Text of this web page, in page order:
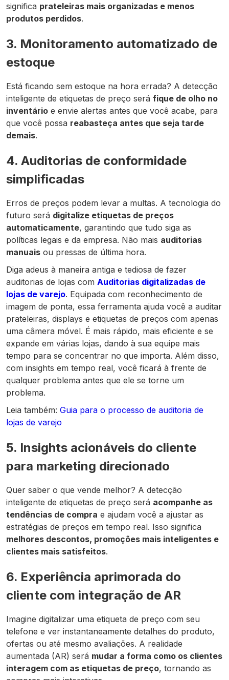
significa prateleiras mais organizadas e menos
produtos perdidos.
3. Monitoramento automatizado de
estoque
Está ficando sem estoque na hora errada? A detecção
inteligente de etiquetas de preço será fique de olho no
inventário e envie alertas antes que você acabe, para
que você possa reabasteça antes que seja tarde
demais.
4. Auditorias de conformidade
simplificadas
Erros de preços podem levar a multas. A tecnologia do
futuro será digitalize etiquetas de preços
automaticamente, garantindo que tudo siga as
políticas legais e da empresa. Não mais auditorias
manuais ou pressas de última hora.
Diga adeus à maneira antiga e tediosa de fazer
auditorias de lojas com Auditorias digitalizadas de
lojas de varejo. Equipada com reconhecimento de
imagem de ponta, essa ferramenta ajuda você a auditar
prateleiras, displays e etiquetas de preços com apenas
uma câmera móvel. É mais rápido, mais eficiente e se
expande em várias lojas, dando à sua equipe mais
tempo para se concentrar no que importa. Além disso,
com insights em tempo real, você ficará à frente de
qualquer problema antes que ele se torne um
problema.
Leia também: Guia para o processo de auditoria de
lojas de varejo
5. Insights acionáveis do cliente
para marketing direcionado
Quer saber o que vende melhor? A detecção
inteligente de etiquetas de preço será acompanhe as
tendências de compra e ajudam você a ajustar as
estratégias de preços em tempo real. Isso significa
melhores descontos, promoções mais inteligentes e
clientes mais satisfeitos.
6. Experiência aprimorada do
cliente com integração de AR
Imagine digitalizar uma etiqueta de preço com seu
telefone e ver instantaneamente detalhes do produto,
ofertas ou até mesmo avaliações. A realidade
aumentada (AR) será mudar a forma como os clientes
interagem com as etiquetas de preço, tornando as